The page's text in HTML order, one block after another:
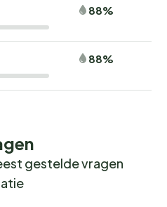
88%
88%
gestelde vragen